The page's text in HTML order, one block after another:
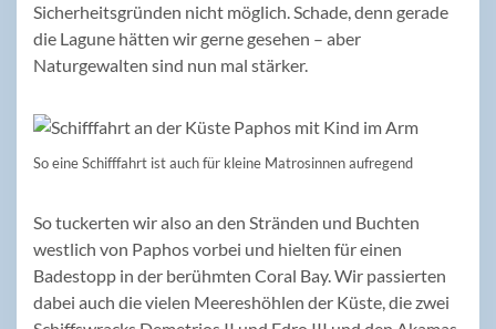
Sicherheitsgründen nicht möglich. Schade, denn gerade
die Lagune hätten wir gerne gesehen – aber
Naturgewalten sind nun mal stärker.
So eine Schifffahrt ist auch für kleine Matrosinnen aufregend
So tuckerten wir also an den Stränden und Buchten
westlich von Paphos vorbei und hielten für einen
Badestopp in der berühmten Coral Bay. Wir passierten
dabei auch die vielen Meereshöhlen der Küste, die zwei